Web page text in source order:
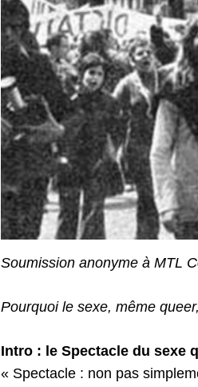
Soumission anonyme à MTL
Pourquoi le sexe, même
Intro : le Spectacle du sexe
« Spectacle : non pas